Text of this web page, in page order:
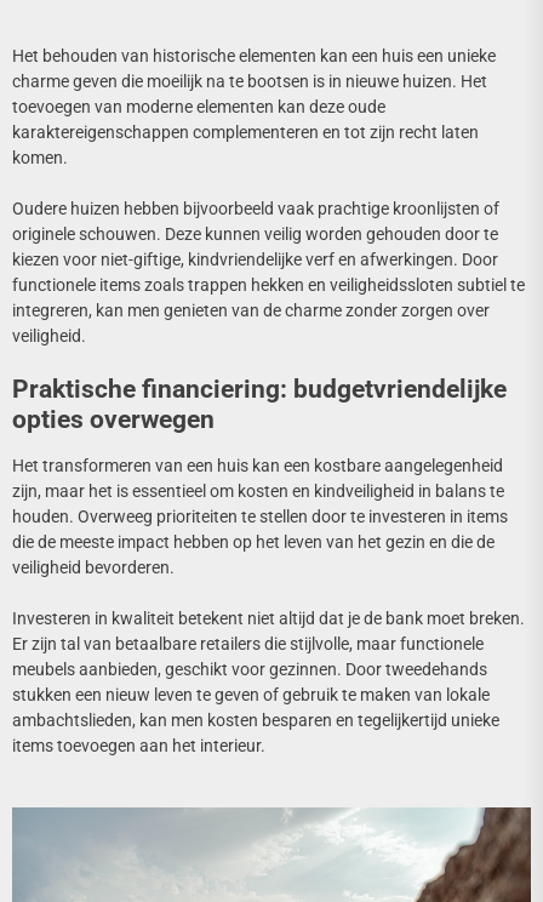
Het behouden van historische elementen kan een huis een unieke
charme geven die moeilijk na te bootsen is in nieuwe huizen. Het
toevoegen van moderne elementen kan deze oude
karaktereigenschappen complementeren en tot zijn recht laten
komen.
Oudere huizen hebben bijvoorbeeld vaak prachtige kroonlijsten of
originele schouwen. Deze kunnen veilig worden gehouden door te
kiezen voor niet-giftige, kindvriendelijke verf en afwerkingen. Door
functionele items zoals trappen hekken en veiligheidssloten subtiel te
integreren, kan men genieten van de charme zonder zorgen over
veiligheid.
Praktische financiering: budgetvriendelijke
opties overwegen
Het transformeren van een huis kan een kostbare aangelegenheid
zijn, maar het is essentieel om kosten en kindveiligheid in balans te
houden. Overweeg prioriteiten te stellen door te investeren in items
die de meeste impact hebben op het leven van het gezin en die de
veiligheid bevorderen.
Investeren in kwaliteit betekent niet altijd dat je de bank moet breken.
Er zijn tal van betaalbare retailers die stijlvolle, maar functionele
meubels aanbieden, geschikt voor gezinnen. Door tweedehands
stukken een nieuw leven te geven of gebruik te maken van lokale
ambachtslieden, kan men kosten besparen en tegelijkertijd unieke
items toevoegen aan het interieur.